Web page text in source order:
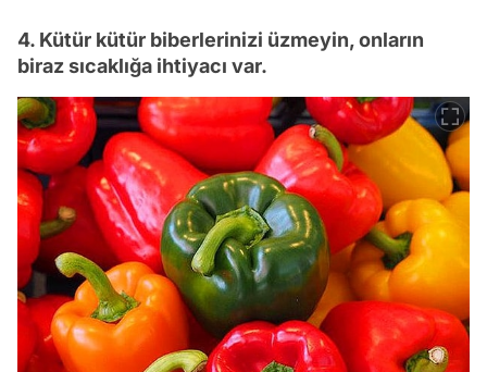
4. Kütür kütür biberlerinizi üzmeyin, onların
biraz sıcaklığa ihtiyacı var.